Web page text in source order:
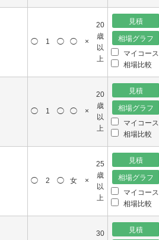
◯ 1 ◯ ◯ ×
20
歳
以
上
マイコース
相場比較
◯ 1 ◯ ◯ ×
20
歳
以
上
マイコース
相場比較
◯ 2 ◯ 女 ×
25
歳
以
上
マイコース
相場比較
30